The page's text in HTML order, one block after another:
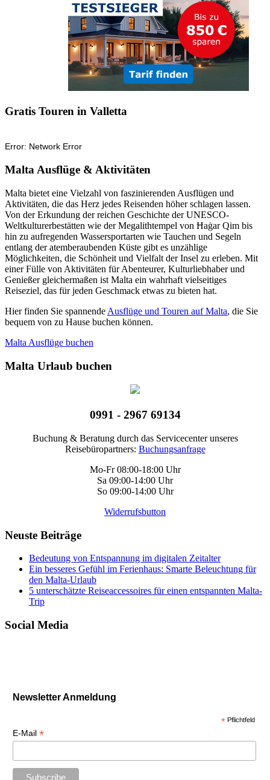
Gratis Touren in Valletta
Malta Ausflüge & Aktivitäten
Malta bietet eine Vielzahl von faszinierenden Ausflügen und
Aktivitäten, die das Herz jedes Reisenden höher schlagen lassen.
Von der Erkundung der reichen Geschichte der UNESCO-
Weltkulturerbestätten wie der Megalithtempel von Ħaġar Qim bis
hin zu aufregenden Wassersportarten wie Tauchen und Segeln
entlang der atemberaubenden Küste gibt es unzählige
Möglichkeiten, die Schönheit und Vielfalt der Insel zu erleben. Mit
einer Fülle von Aktivitäten für Abenteurer, Kulturliebhaber und
Genießer gleichermaßen ist Malta ein wahrhaft vielseitiges
Reiseziel, das für jeden Geschmack etwas zu bieten hat.
Hier finden Sie spannende Ausflüge und Touren auf Malta, die Sie
bequem von zu Hause buchen können.
Malta Ausflüge buchen
Malta Urlaub buchen
0991 - 2967 69134
Buchung & Beratung durch das Servicecenter unseres
Reisebüropartners: Buchungsanfrage
Mo-Fr 08:00-18:00 Uhr
Sa 09:00-14:00 Uhr
So 09:00-14:00 Uhr
Widerrufsbutton
Neuste Beiträge
Bedeutung von Entspannung im digitalen Zeitalter
Ein besseres Gefühl im Ferienhaus: Smarte Beleuchtung für
den Malta-Urlaub
5 unterschätzte Reiseaccessoires für einen entspannten Malta-
Trip
Social Media
Newsletter Anmeldung
* Pflichtfeld
E-Mail *